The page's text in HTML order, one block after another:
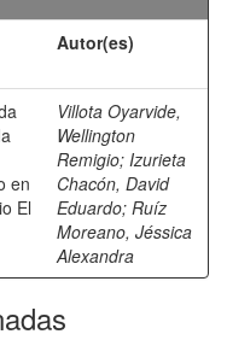
Autor(es)
en
El
Villota Oyarvide,
Wellington
Remigio; Izurieta
Chacón, David
Eduardo; Ruíz
Moreano, Jéssica
Alexandra